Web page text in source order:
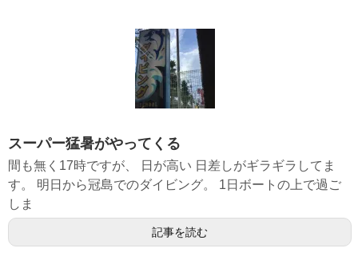
スーパー猛暑がやってくる
間も無く17時ですが、 日が高い 日差しがギラギラしてま
す。 明日から冠島でのダイビング。 1日ボートの上で過ご
しま
記事を読む